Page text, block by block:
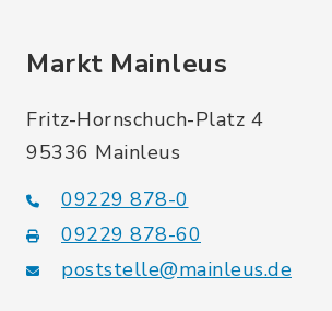
Markt Mainleus
Fritz-Hornschuch-Platz 4
95336 Mainleus
09229 878-0
09229 878-60
poststelle@mainleus.de